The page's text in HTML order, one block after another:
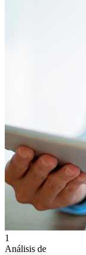
1
Análisis de